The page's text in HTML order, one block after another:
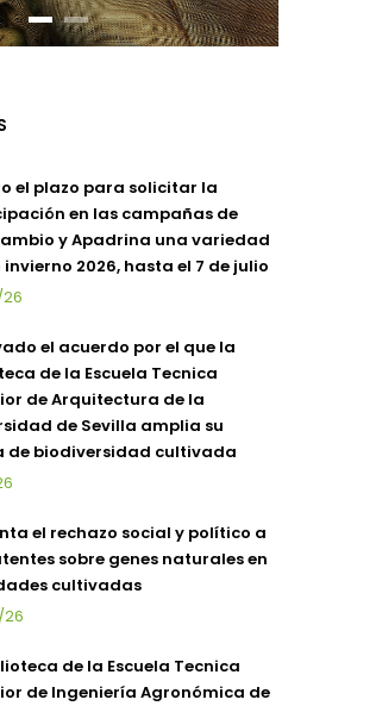
el plazo para solicitar la
en las campañas de
y Apadrina una variedad
2026, hasta el 7 de julio
el acuerdo por el que la
de la Escuela Tecnica
de Arquitectura de la
de Sevilla amplia su
de biodiversidad cultivada
el rechazo social y político a
sobre genes naturales en
cultivadas
de la Escuela Tecnica
de Ingeniería Agronómica de